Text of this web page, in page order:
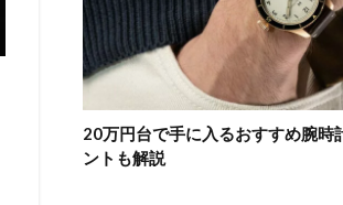
20万円台で手に入るおすすめ腕時
ントも解説